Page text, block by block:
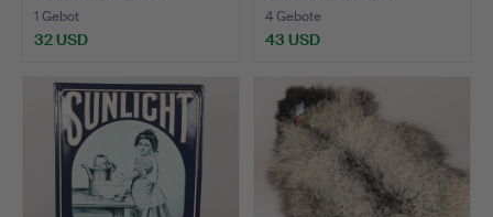
1 Gebot
32 USD
4 Gebote
43 USD